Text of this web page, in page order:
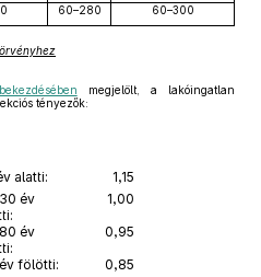
60–280 60–300
megjelölt, a lakóingatlan
tényezők:
alatti:
1,15
év
1,00
év
0,95
fölötti:
0,85